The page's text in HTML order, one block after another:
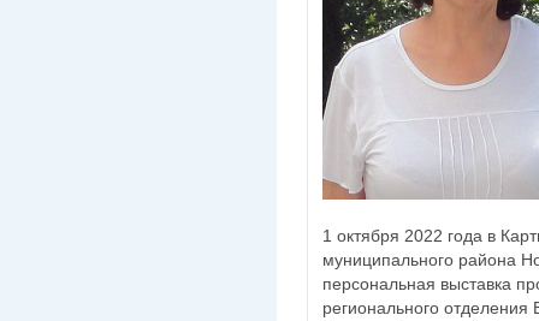
1 октября 2022 года в
муниципального района
персональная выставка
регионального